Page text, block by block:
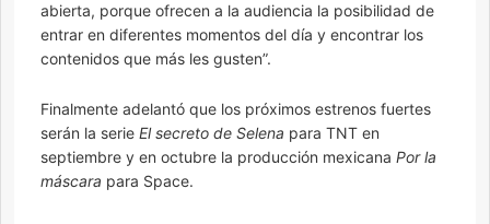
abierta, porque ofrecen a la audiencia la posibilidad de
entrar en diferentes momentos del día y encontrar los
contenidos que más les gusten”.
Finalmente adelantó que los próximos estrenos fuertes
serán la serie El secreto de Selena para TNT en
septiembre y en octubre la producción mexicana Por la
máscara para Space.